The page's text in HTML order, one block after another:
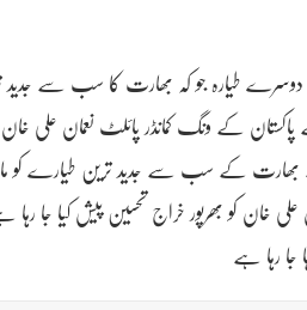
دوسرے طیارہ جو کہ بھارت کا سب سے
کے ونگ کمانڈر پائلٹ نعمان علی خان
کے سب سے جدید ترین طیارے کو مار
خان کو بھرپور خراج تحسین پیش کیا جا
جا رہا ہے